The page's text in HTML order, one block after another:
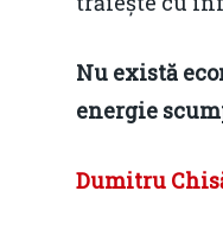
Nu există
energie
Dumitru